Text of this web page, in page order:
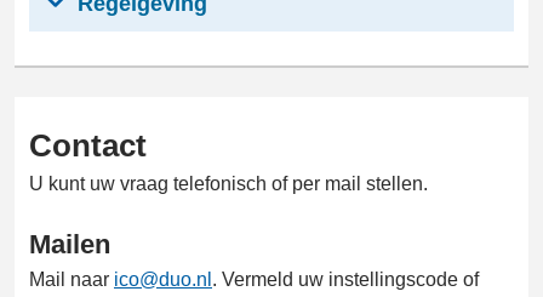
pagina
tabblad
Contact
U kunt uw vraag telefonisch of per mail stellen.
Mailen
Mail naar ico@duo.nl . Vermeld uw instellingscode of